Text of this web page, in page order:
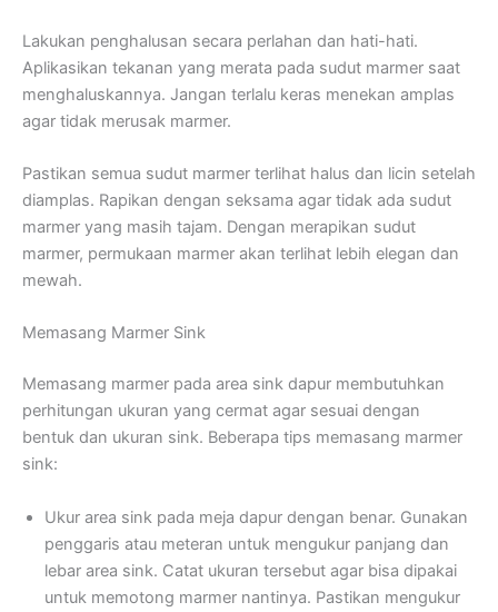
Lakukan penghalusan secara perlahan dan hati-hati.
Aplikasikan tekanan yang merata pada sudut marmer saat
menghaluskannya. Jangan terlalu keras menekan amplas
agar tidak merusak marmer.
Pastikan semua sudut marmer terlihat halus dan licin setelah
diamplas. Rapikan dengan seksama agar tidak ada sudut
marmer yang masih tajam. Dengan merapikan sudut
marmer, permukaan marmer akan terlihat lebih elegan dan
mewah.
Memasang Marmer Sink
Memasang marmer pada area sink dapur membutuhkan
perhitungan ukuran yang cermat agar sesuai dengan
bentuk dan ukuran sink. Beberapa tips memasang marmer
sink:
Ukur area sink pada meja dapur dengan benar. Gunakan
penggaris atau meteran untuk mengukur panjang dan
lebar area sink. Catat ukuran tersebut agar bisa dipakai
untuk memotong marmer nantinya. Pastikan mengukur